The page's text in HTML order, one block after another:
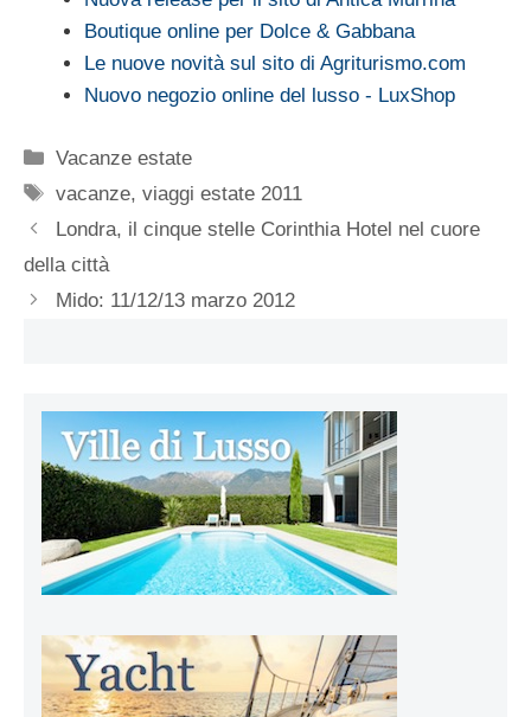
Boutique online per Dolce & Gabbana
Le nuove novità sul sito di Agriturismo.com
Nuovo negozio online del lusso - LuxShop
Categorie
Vacanze estate
Tag
vacanze,viaggi estate 2011
Londra, il cinque stelle Corinthia Hotel nel cuore
della città
Mido: 11/12/13 marzo 2012